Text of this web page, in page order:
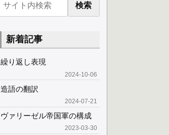
検索
新着記事
繰り返し表現
2024-10-06
造語の翻訳
2024-07-21
ヴァリーゼル帝国軍の構成
2023-03-30